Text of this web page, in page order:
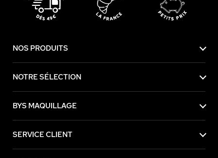
NOS PRODUITS
NOTRE SÉLECTION
BYS MAQUILLAGE
SERVICE CLIENT